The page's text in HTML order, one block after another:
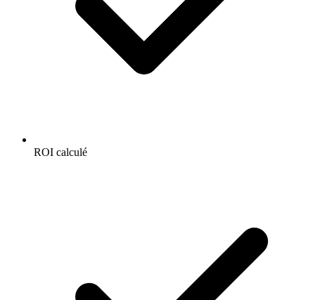
ROI calculé